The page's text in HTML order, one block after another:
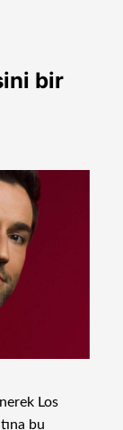
bir
Los
bu